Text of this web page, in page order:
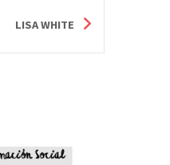
LISA WHITE